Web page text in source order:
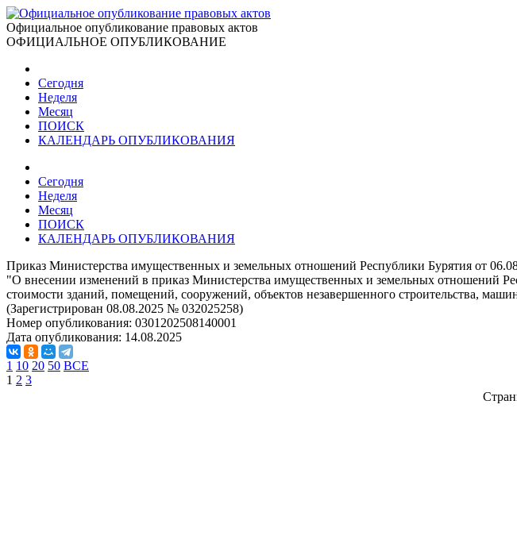
Официальное опубликование правовых актов
ОФИЦИАЛЬНОЕ ОПУБЛИКОВАНИЕ
Сегодня
Неделя
Месяц
ПОИСК
КАЛЕНДАРЬ ОПУБЛИКОВАНИЯ
Сегодня
Неделя
Месяц
ПОИСК
КАЛЕНДАРЬ ОПУБЛИКОВАНИЯ
Приказ Министерства имущественных и земельных отношений Республики Бурятия от
"О внесении изменений в приказ Министерства имущественных и земельных отношений
стоимости зданий, помещений, сооружений, объектов незавершенного строительства,
(Зарегистрирован 08.08.2025 № 032025258)
Номер опубликования: 0301202508140001
Дата опубликования: 14.08.2025
1 10 20 50 ВСЕ
1 2 3